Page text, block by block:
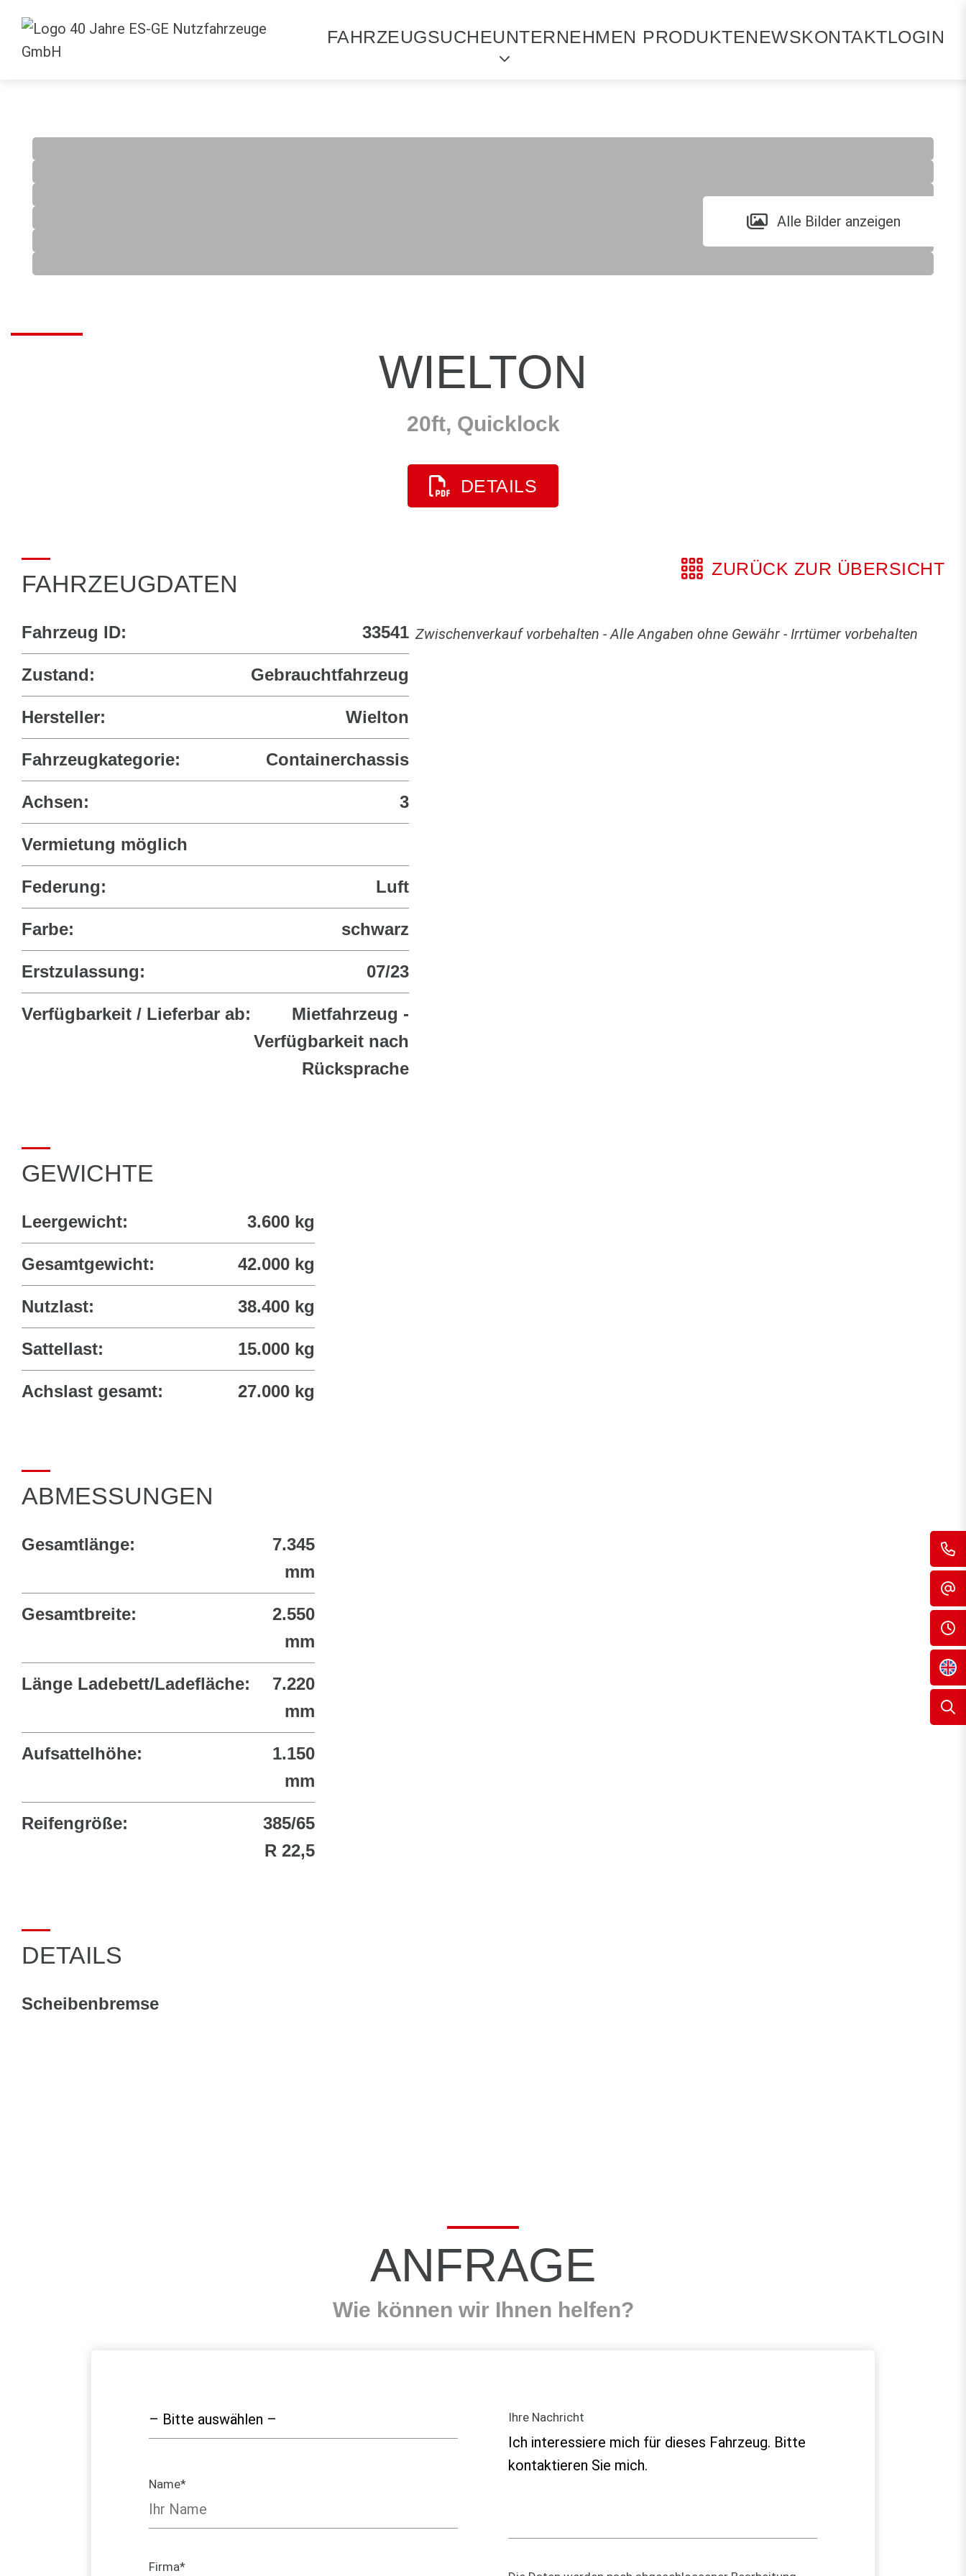
FAHRZEUGSUCHEUNTERNEHMEN PRODUKTENEWSKONTAKTLOGIN
Alle Bilder anzeigen
WIELTON
20ft, Quicklock
DETAILS
ZURÜCK ZUR ÜBERSICHT
Zwischenverkauf vorbehalten - Alle Angaben ohne Gewähr - Irrtümer vorbehalten
FAHRZEUGDATEN
Fahrzeug ID: 33541
Zustand: Gebrauchtfahrzeug
Hersteller: Wielton
Fahrzeugkategorie: Containerchassis
Achsen: 3
Vermietung möglich
Federung: Luft
Farbe: schwarz
Erstzulassung: 07/23
Verfügbarkeit / Lieferbar ab:
Mietfahrzeug -
Verfügbarkeit nach
Rücksprache
GEWICHTE
Leergewicht: 3.600 kg
Gesamtgewicht: 42.000 kg
Nutzlast: 38.400 kg
Sattellast: 15.000 kg
Achslast gesamt: 27.000 kg
ABMESSUNGEN
Gesamtlänge:
7.345
mm
Gesamtbreite:
2.550
mm
Länge Ladebett/Ladefläche:
7.220
mm
Aufsattelhöhe:
1.150
mm
Reifengröße:
385/65
R 22,5
DETAILS
Scheibenbremse
ANFRAGE
Wie können wir Ihnen helfen?
Name*
Firma*
Ihre Nachricht